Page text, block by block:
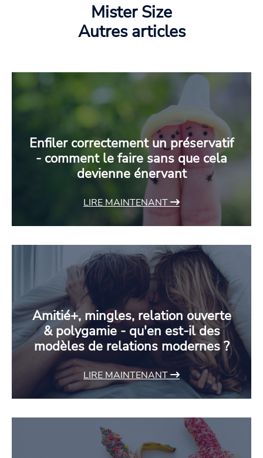
Mister Size
Autres articles
Enfiler correctement un préservatif
- comment le faire sans que cela
devienne énervant
LIRE MAINTENANT
Amitié+, mingles, relation ouverte
& polygamie - qu'en est-il des
modèles de relations modernes ?
LIRE MAINTENANT